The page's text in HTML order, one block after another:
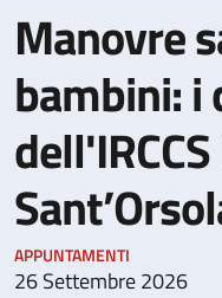
Manovre
bambini: i
APPUNTAMENTI
26 Settembre 2026